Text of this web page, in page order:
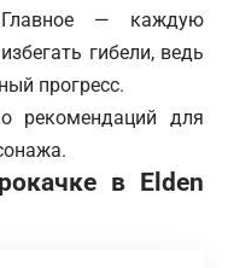
Главное — каждую
гибели, ведь
прогресс.
рекомендаций для
в Elden